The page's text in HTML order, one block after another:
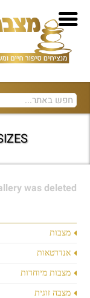
מצבות
אנדרטאות
מצבות מיוחדות
מצבה זוגית
was deleted.